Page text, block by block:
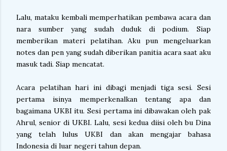
Lalu, mataku kembali memperhatikan pembawa acara dan
nara sumber yang sudah duduk di podium. Siap
memberikan materi pelatihan. Aku pun mengeluarkan
notes dan pen yang sudah diberikan panitia acara saat aku
masuk tadi. Siap mencatat.
Acara pelatihan hari ini dibagi menjadi tiga sesi. Sesi
pertama isinya memperkenalkan tentang apa dan
bagaimana UKBI itu. Sesi pertama ini dibawakan oleh pak
Ahrul, senior di UKBI. Lalu, sesi kedua diisi oleh bu Dina
yang telah lulus UKBI dan akan mengajar bahasa
Indonesia di luar negeri tahun depan.